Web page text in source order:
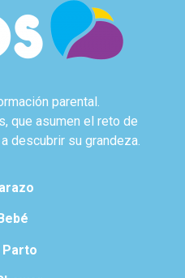
parental.
que asumen el reto de
descubrir su grandeza.